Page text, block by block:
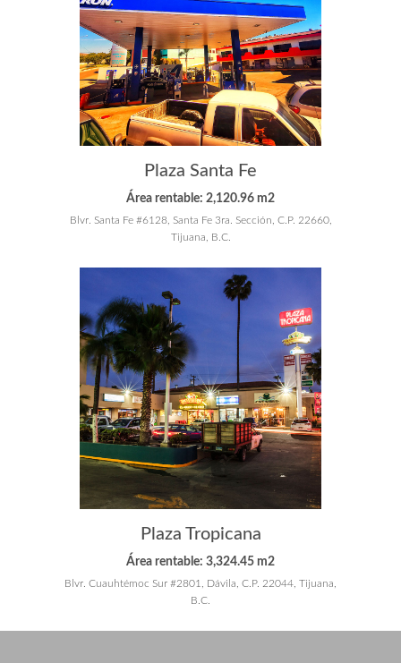
Plaza Santa Fe
Área rentable: 2,120.96 m2
Blvr. Santa Fe #6128, Santa Fe 3ra. Sección, C.P. 22660,
Tijuana, B.C.
Plaza Tropicana
Área rentable: 3,324.45 m2
Blvr. Cuauhtémoc Sur #2801, Dávila, C.P. 22044, Tijuana,
B.C.